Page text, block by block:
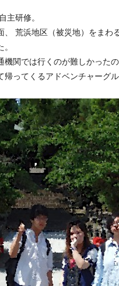
主研修。
、 荒浜地区（被災地）をまわ
機関では行くのが難しかった
帰ってくるアドベンチャーグ